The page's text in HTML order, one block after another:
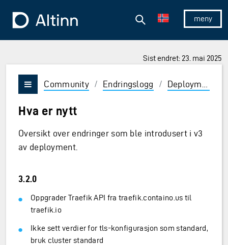
Vis/skjul
Søk
Sist endret: 23. mai 2025
Vis/skjul meny
Community / Endringslogg / Deployment
Hva er nytt
Oversikt over endringer som ble introdusert i v3
av deployment.
3.2.0
Oppgrader Traefik API fra traefik.containo.us til
traefik.io
Ikke sett verdier for tls-konfigurasjon som standard,
bruk cluster standard